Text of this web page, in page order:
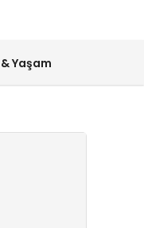
& Yaşam